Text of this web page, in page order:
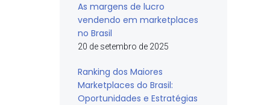
As margens de lucro
vendendo em marketplaces
no Brasil
20 de setembro de 2025
Ranking dos Maiores
Marketplaces do Brasil:
Oportunidades e Estratégias